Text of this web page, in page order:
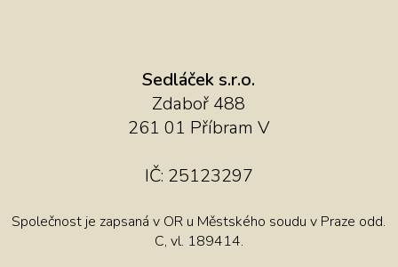
Sedláček s.r.o.
Zdaboř 488
261 01 Příbram V
IČ: 25123297
Společnost je zapsaná v OR u Městského soudu v Praze odd.
C, vl. 189414.